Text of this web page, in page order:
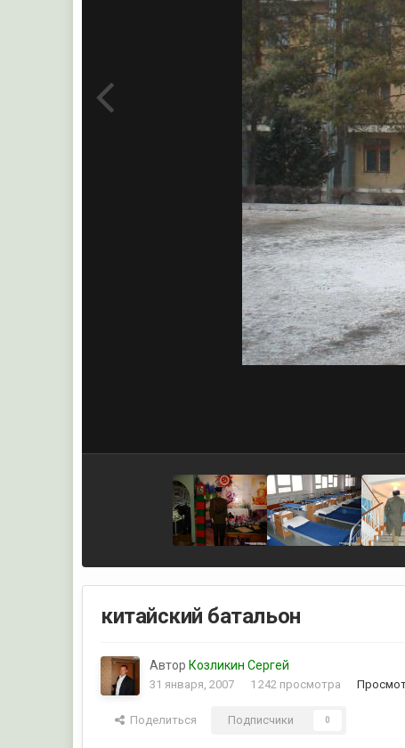
китайский батальон
Автор Козликин Сергей
31 января, 2007 1 242 просмотра
Поделиться Подписчики 0